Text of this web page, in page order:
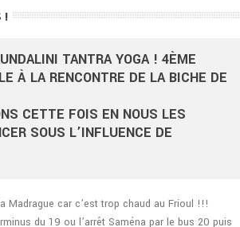
!
TANTRA YOGA ! 4ÈME
À LA RENCONTRE DE LA BICHE DE
CETTE FOIS EN NOUS LES
SOUS L’INFLUENCE DE
car c’est trop chaud au Frioul !!!
du 19 ou l’arrêt Saména par le bus 20 puis